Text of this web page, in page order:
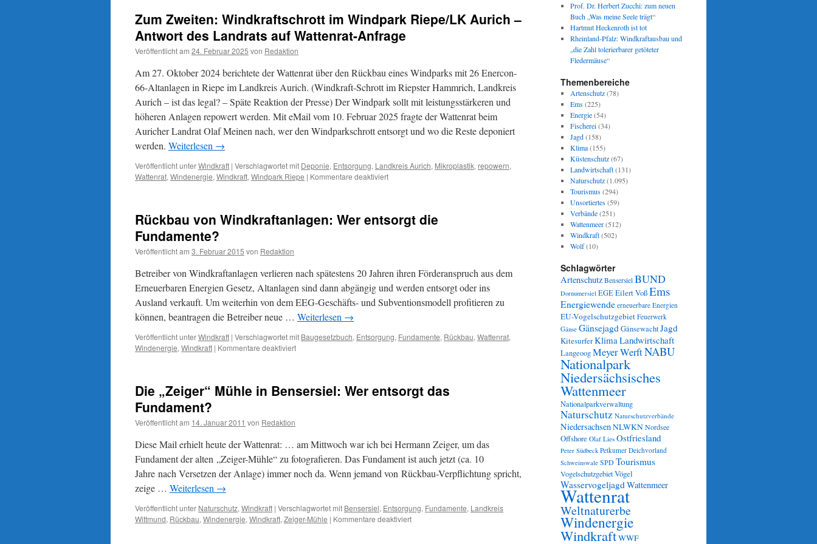
Wittmund:
Landrat
weiß
nichts
den
Verbleib
Zum Zweiten: Windkraftschrott im Windpark Riepe/LK Aurich –
Antwort des Landrats auf Wattenrat-Anfrage
Veröffentlicht am 24. Februar 2025 von Redaktion
Am 27. Oktober 2024 berichtete der Wattenrat über den Rückbau eines Windparks mit 26 Enercon-
66-Altanlagen in Riepe im Landkreis Aurich. (Windkraft-Schrott im Riepster Hammrich, Landkreis
Aurich – ist das legal? – Späte Reaktion der Presse) Der Windpark sollt mit leistungsstärkeren und
höheren Anlagen repowert werden. Mit eMail vom 10. Februar 2025 fragte der Wattenrat beim
Auricher Landrat Olaf Meinen nach, wer den Windparkschrott entsorgt und wo die Reste deponiert
werden. Weiterlesen →
Veröffentlicht unterWindkraft | Verschlagwortet mit Deponie, Entsorgung, Landkreis Aurich, Mikroplastik, repowern,
Wattenrat, Windenergie, Windkraft, Windpark Riepe | Kommentare deaktiviertfür
im
Windpark
Antwort
des
auf
Rückbau von Windkraftanlagen: Wer entsorgt die
Fundamente?
Veröffentlicht am 3. Februar 2015 von Redaktion
Betreiber von Windkraftanlagen verlieren nach spätestens 20 Jahren ihren Förderanspruch aus dem
Erneuerbaren Energien Gesetz, Altanlagen sind dann abgängig und werden entsorgt oder ins
Ausland verkauft. Um weiterhin von dem EEG-Geschäfts- und Subventionsmodell profitieren zu
können, beantragen die Betreiber neue … Weiterlesen →
Veröffentlicht unterWindkraft | Verschlagwortet mit Baugesetzbuch, Entsorgung, Fundamente, Rückbau, Wattenrat,
Windenergie, Windkraft | Kommentare deaktiviertfür
Wer
Die „Zeiger“ Mühle in Bensersiel: Wer entsorgt das
Fundament?
Veröffentlicht am 14. Januar 2011 von Redaktion
Diese Mail erhielt heute der Wattenrat: … am Mittwoch war ich bei Hermann Zeiger, um das
Fundament der alten „Zeiger-Mühle“ zu fotografieren. Das Fundament ist auch jetzt (ca. 10
Jahre nach Versetzen der Anlage) immer noch da. Wenn jemand von Rückbau-Verpflichtung spricht,
zeige … Weiterlesen →
Veröffentlicht unter Naturschutz, Windkraft | Verschlagwortet mit Bensersiel, Entsorgung, Fundamente, Landkreis
Wittmund, Rückbau, Windenergie, Windkraft, Zeiger-Mühle | Kommentare deaktiviertfür
Prof. Dr. Herbert Zucchi: zum neuen
Buch „Was meine Seele trägt“
Hartmut Heckenroth ist tot
Rheinland-Pfalz: Windkraftausbau und
„die Zahl tolerierbarer getöteter
Fledermäuse“
Themenbereiche
Artenschutz(78)
Ems(225)
Energie(54)
Fischerei(34)
Jagd(158)
Klima(155)
Küstenschutz(67)
Landwirtschaft(131)
Naturschutz(1.095)
Tourismus(294)
Unsortiertes(59)
Verbände(251)
Wattenmeer(512)
Windkraft(502)
Wolf(10)
Schlagwörter
Artenschutz Bensersiel BUND
Dornumersiel EGEEilert VoßEms
Energiewende erneuerbare Energien
EU-Vogelschutzgebiet Feuerwerk
Gänse GänsejagdGänsewachtJagd
KitesurferKlimaLandwirtschaft
LangeoogMeyer WerftNABU
Nationalpark
Niedersächsisches
Wattenmeer
Nationalparkverwaltung
Naturschutz Naturschutzverbände
NiedersachsenNLWKNNordsee
Offshore Olaf Lies Ostfriesland
Peter Südbeck Petkumer Deichvorland
Schweinswale SPDTourismus
VogelschutzgebietVögel
WasservogeljagdWattenmeer
Wattenrat
Weltnaturerbe
Windenergie
WindkraftWWF